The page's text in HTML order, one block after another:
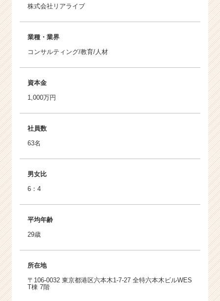
株式会社リアライブ
業種・業界
コンサルティング/教育/人材
資本金
1,000万円
社員数
63名
男女比
6：4
平均年齢
29歳
所在地
〒106-0032 東京都港区六本木1-7-27 全特六本木ビルWES
T棟 7階